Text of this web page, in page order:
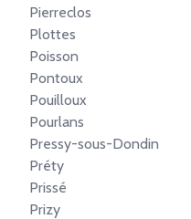
Pierreclos
Plottes
Poisson
Pontoux
Pouilloux
Pourlans
Pressy-sous-Dondin
Préty
Prissé
Prizy